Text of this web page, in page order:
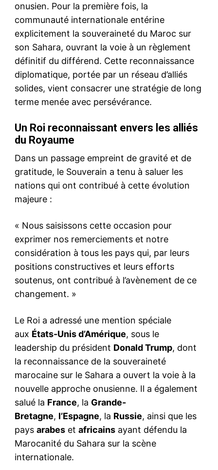
onusien. Pour la première fois, la
communauté internationale entérine
explicitement la souveraineté du Maroc sur
son Sahara, ouvrant la voie à un règlement
définitif du différend. Cette reconnaissance
diplomatique, portée par un réseau d’alliés
solides, vient consacrer une stratégie de long
terme menée avec persévérance.
Un Roi reconnaissant envers les alliés
du Royaume
Dans un passage empreint de gravité et de
gratitude, le Souverain a tenu à saluer les
nations qui ont contribué à cette évolution
majeure :
« Nous saisissons cette occasion pour
exprimer nos remerciements et notre
considération à tous les pays qui, par leurs
positions constructives et leurs efforts
soutenus, ont contribué à l’avènement de ce
changement. »
Le Roi a adressé une mention spéciale
aux États-Unis d’Amérique, sous le
leadership du président Donald Trump, dont
la reconnaissance de la souveraineté
marocaine sur le Sahara a ouvert la voie à la
nouvelle approche onusienne. Il a également
salué la France, la Grande-
Bretagne, l’Espagne, la Russie, ainsi que les
pays arabes et africains ayant défendu la
Marocanité du Sahara sur la scène
internationale.